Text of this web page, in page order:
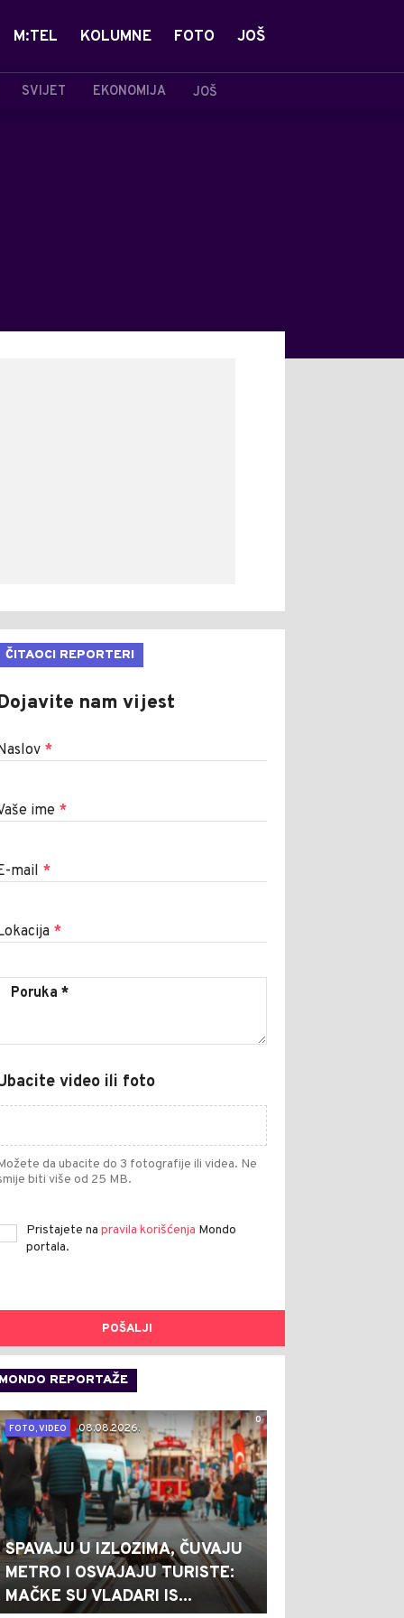
SVIJET EKONOMIJA JOŠ
M:TEL KOLUMNE FOTO JOŠ
ČITAOCI REPORTERI
nam vijest
*
ime *
mail *
*
video ili foto
da ubacite do 3 fotografije ili videa. Ne
biti više od 25 MB.
Pristajete na pravila korišćenja Mondo
portala.
POŠALJI
MONDO REPORTAŽE
0
FOTO, VIDEO
08.08.2026.
SPAVAJU U IZLOZIMA, ČUVAJU
METRO I OSVAJAJU TURISTE:
MAČKE SU VLADARI IS...